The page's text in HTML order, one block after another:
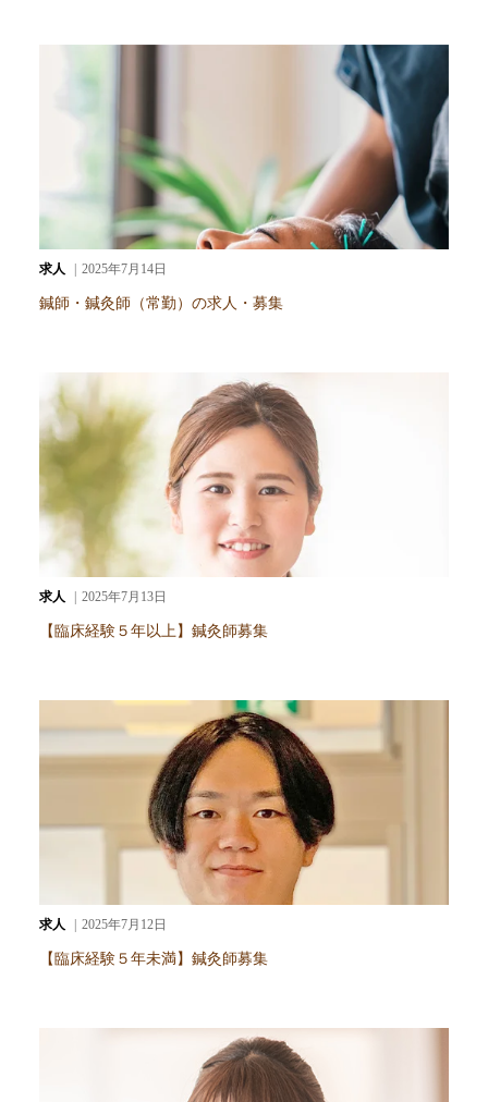
求人 2025年7月14日
鍼師・鍼灸師（常勤）の求人・募集
求人 2025年7月13日
【臨床経験５年以上】鍼灸師募集
求人 2025年7月12日
【臨床経験５年未満】鍼灸師募集